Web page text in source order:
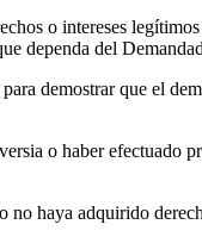
o intereses
dependa del
demostrar que el
o haber efectuado
haya adquirido